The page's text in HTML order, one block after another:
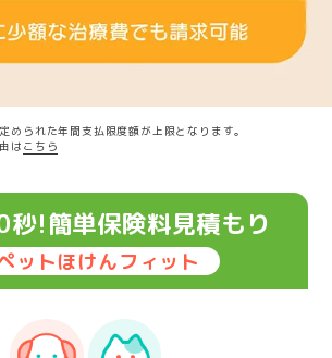
められた年間支払限度額が上限となります。
は こちら
秒!簡単保険料見積もり
ットほけんフィット